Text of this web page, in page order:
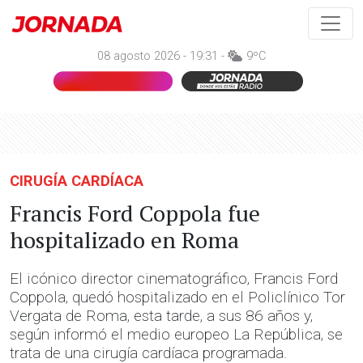
08 agosto 2026 - 19:31 - 9ºC
CIRUGÍA CARDÍACA
Francis Ford Coppola fue
hospitalizado en Roma
El icónico director cinematográfico, Francis Ford
Coppola, quedó hospitalizado en el Policlínico Tor
Vergata de Roma, esta tarde, a sus 86 años y,
según informó el medio europeo La República, se
trata de una cirugía cardíaca programada.